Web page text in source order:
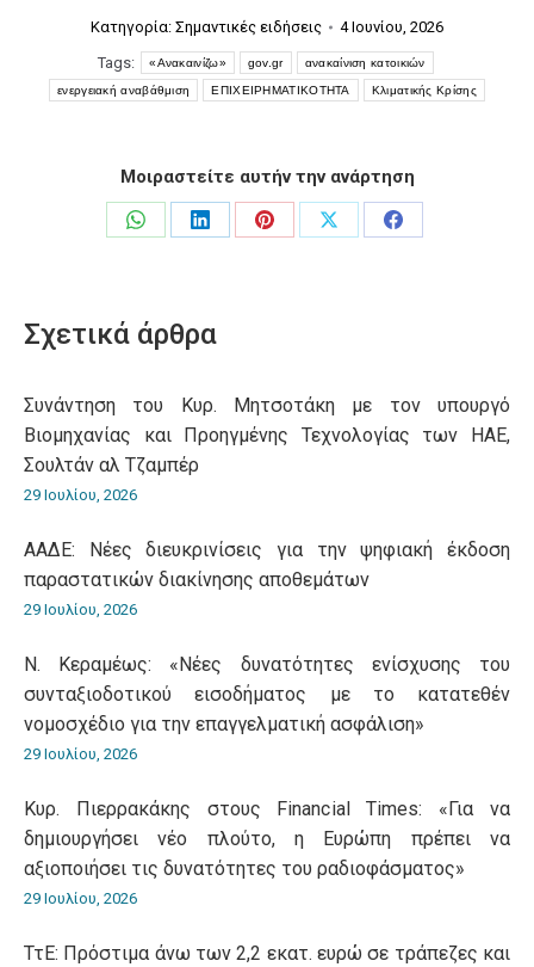
Κατηγορία: Σημαντικές ειδήσεις
4 Ιουνίου, 2026
Tags:
«Ανακαινίζω» gov.gr ανακαίνιση κατοικιών
ενεργειακή αναβάθμιση ΕΠΙΧΕΙΡΗΜΑΤΙΚΟΤΗΤΑ Κλιματικής Κρίσης
Μοιραστείτε αυτήν την ανάρτηση
Share
Share
Share
Share
Share
Σχετικά άρθρα
Συνάντηση του Κυρ. Μητσοτάκη με τον υπουργό
Βιομηχανίας και Προηγμένης Τεχνολογίας των ΗΑΕ,
Σουλτάν αλ Τζαμπέρ
29 Ιουλίου, 2026
ΑΑΔΕ: Νέες διευκρινίσεις για την ψηφιακή έκδοση
παραστατικών διακίνησης αποθεμάτων
29 Ιουλίου, 2026
Ν. Κεραμέως: «Νέες δυνατότητες ενίσχυσης του
συνταξιοδοτικού εισοδήματος με το κατατεθέν
νομοσχέδιο για την επαγγελματική ασφάλιση»
29 Ιουλίου, 2026
Κυρ. Πιερρακάκης στους Financial Times: «Για να
δημιουργήσει νέο πλούτο, η Ευρώπη πρέπει να
αξιοποιήσει τις δυνατότητες του ραδιοφάσματος»
29 Ιουλίου, 2026
ΤτΕ: Πρόστιμα άνω των 2,2 εκατ. ευρώ σε τράπεζες και